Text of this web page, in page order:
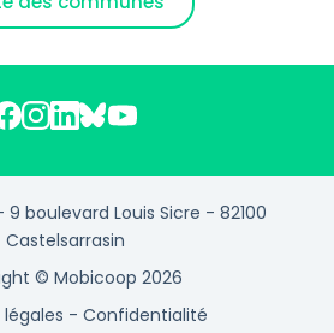
9 boulevard Louis Sicre - 82100
Castelsarrasin
© Mobicoop 2026
- Confidentialité